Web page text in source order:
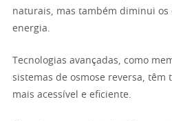
naturais, mas também diminui os
energia.
Tecnologias avançadas, como
sistemas de osmose reversa, têm
mais acessível e eficiente.